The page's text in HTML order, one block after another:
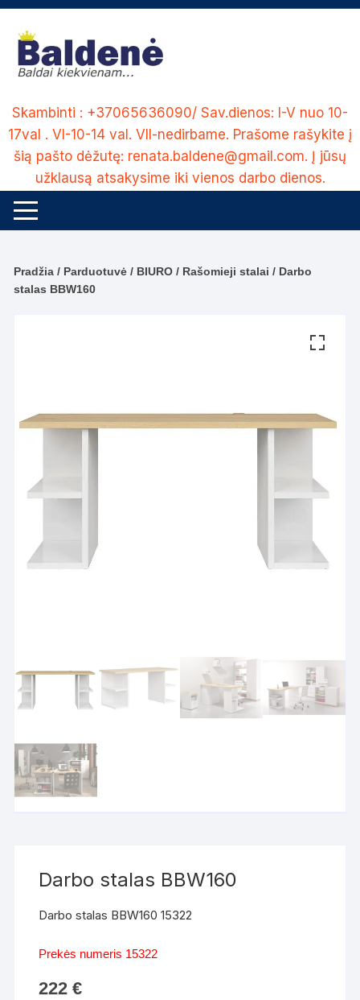
Skip
content
Skambinti : +37065636090/ Sav.dienos: I-V nuo 10-
17val . VI-10-14 val. VII-nedirbame. Prašome rašykite į
šią pašto dėžutę: renata.baldene@gmail.com. Į jūsų
užklausą atsakysime iki vienos darbo dienos.
Pradžia / Parduotuvė / BIURO / Rašomieji stalai / Darbo
stalas BBW160
Darbo stalas BBW160
Darbo stalas BBW160 15322
Prekės numeris 15322
222€